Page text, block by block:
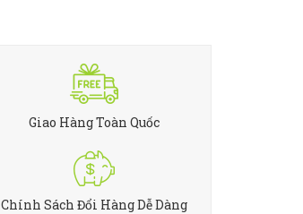
Giao Hàng Toàn Quốc
Chính Sách Đổi Hàng Dễ Dàng